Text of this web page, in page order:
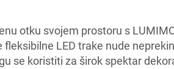
otku svojem prostoru s
fleksibilne LED trake nude
se koristiti za širok spektar